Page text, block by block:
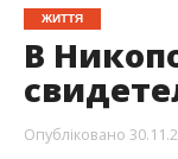
ЖИТТЯ
В
Опубліковано